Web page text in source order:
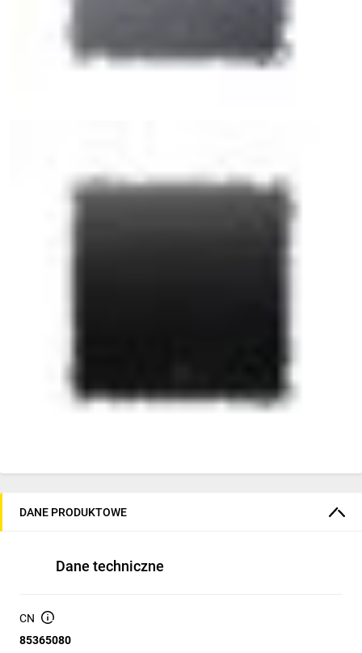
DANE PRODUKTOWE
Dane techniczne
CN
85365080